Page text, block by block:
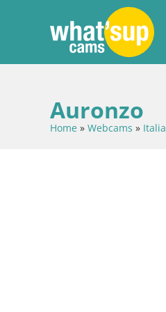
Auronzo
Home » Webcams » Italia